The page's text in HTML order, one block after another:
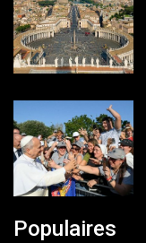
Populaires